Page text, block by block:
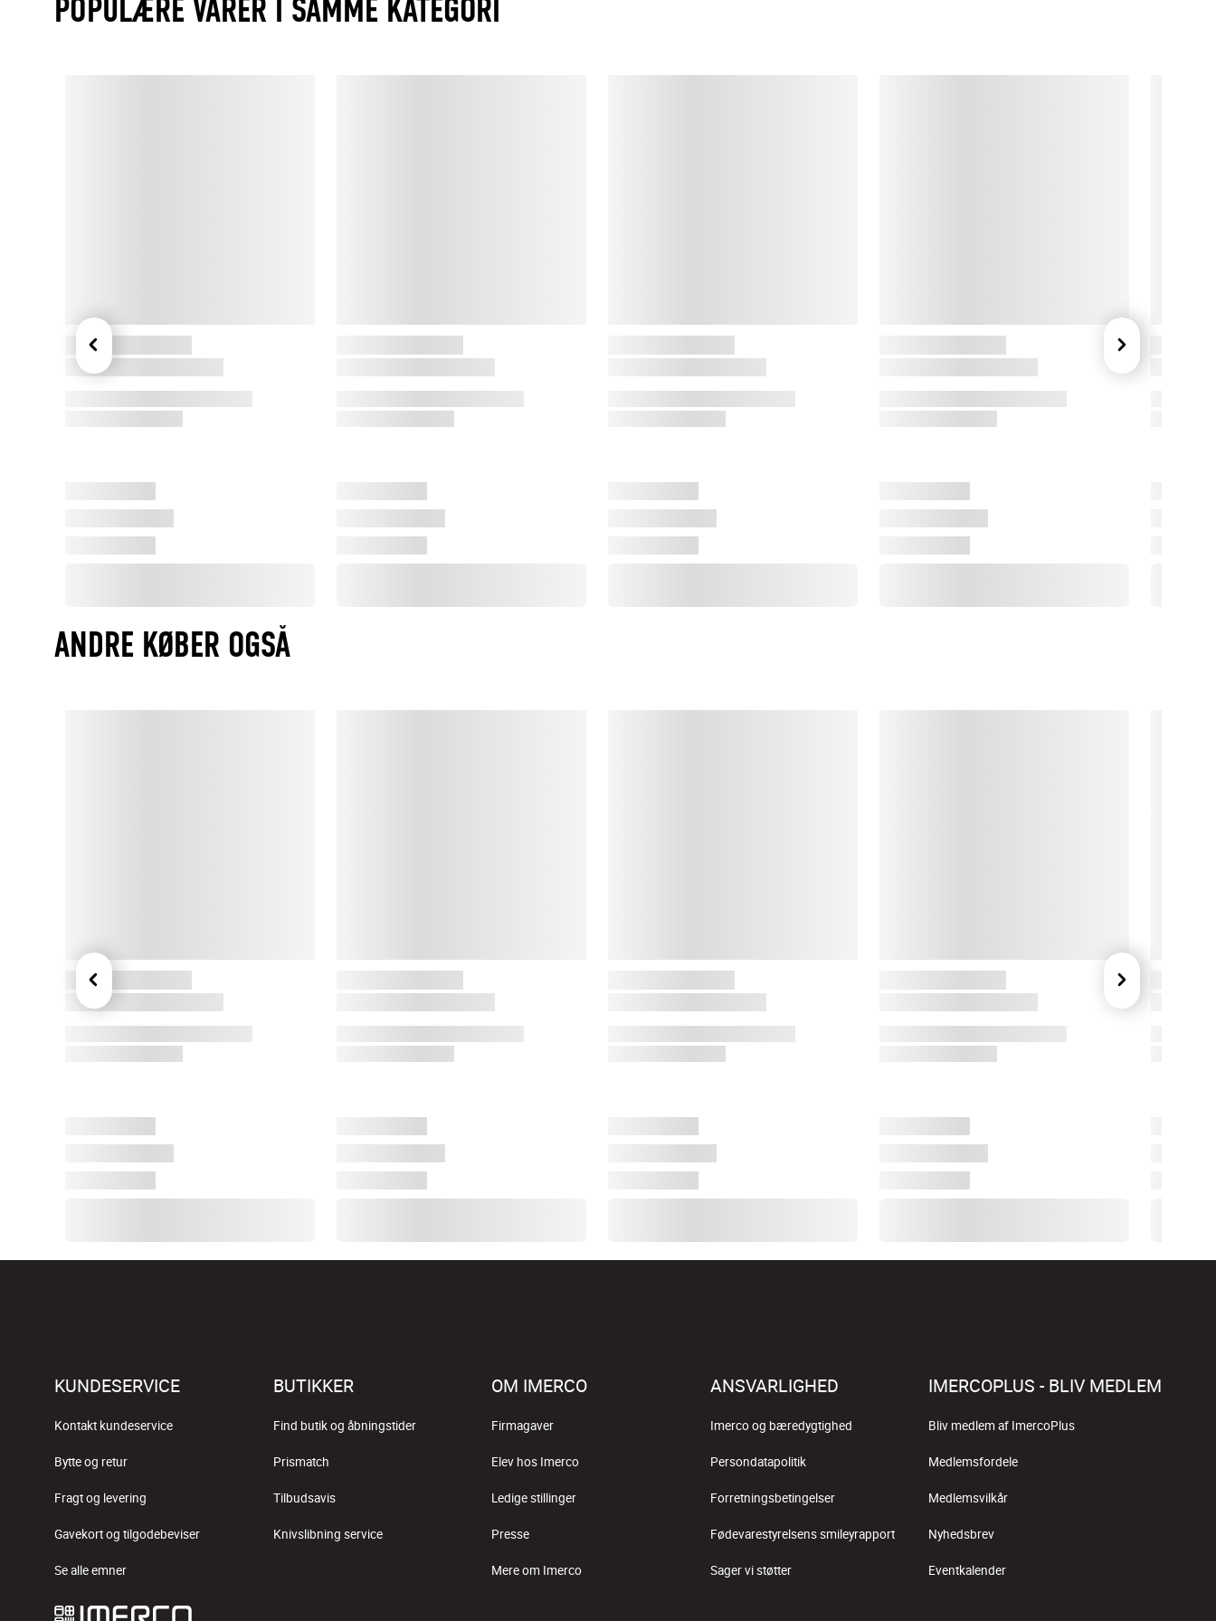
omdrejningspunktet for Teema og essensen for det
Kan komme i fryseren
POPULÆRE VARER I SAMME KATEGORI
ANDRE KØBER OGSÅ
KUNDESERVICE
Kontakt kundeservice
Bytte og retur
Fragt og levering
Gavekort og tilgodebeviser
Se alle emner
BUTIKKER
Find butik og åbningstider
Prismatch
Tilbudsavis
Knivslibning service
OM IMERCO
Firmagaver
Elev hos Imerco
Ledige stillinger
Presse
Mere om Imerco
ANSVARLIGHED
Imerco og bæredygtighed
Persondatapolitik
Forretningsbetingelser
Fødevarestyrelsens smileyrapport
Sager vi støtter
IMERCOPLUS - BLIV MEDLEM
Bliv medlem af ImercoPlus
Medlemsfordele
Medlemsvilkår
Nyhedsbrev
Eventkalender